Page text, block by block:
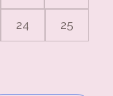
24 25